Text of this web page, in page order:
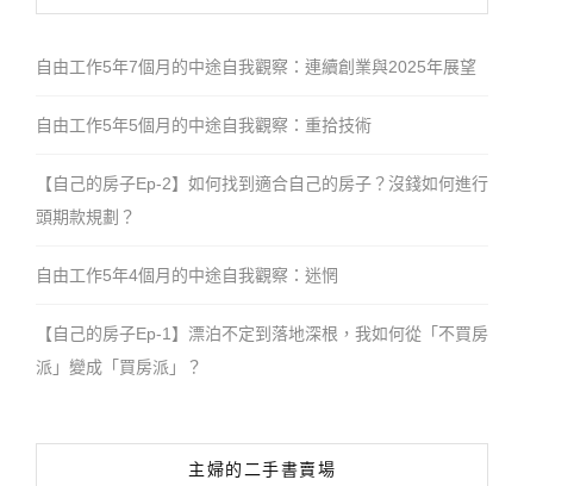
自由工作5年7個月的中途自我觀察：連續創業與2025年展望
自由工作5年5個月的中途自我觀察：重拾技術
【自己的房子Ep-2】如何找到適合自己的房子？沒錢如何進行
頭期款規劃？
自由工作5年4個月的中途自我觀察：迷惘
【自己的房子Ep-1】漂泊不定到落地深根，我如何從「不買房
派」變成「買房派」？
主婦的二手書賣場